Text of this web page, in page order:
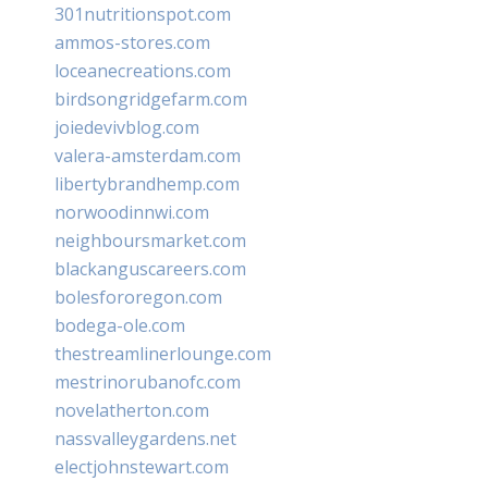
301nutritionspot.com
ammos-stores.com
loceanecreations.com
birdsongridgefarm.com
joiedevivblog.com
valera-amsterdam.com
libertybrandhemp.com
norwoodinnwi.com
neighboursmarket.com
blackanguscareers.com
bolesfororegon.com
bodega-ole.com
thestreamlinerlounge.com
mestrinorubanofc.com
novelatherton.com
nassvalleygardens.net
electjohnstewart.com